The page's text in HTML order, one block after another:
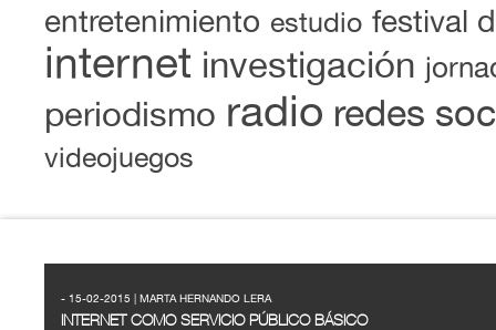
entretenimiento estudio festival
internet investigación
periodismo radio redes
videojuegos
- 15-02-2015 | MARTA HERNANDO LERA
INTERNET COMO SERVICIO PÚBLICO BÁSICO